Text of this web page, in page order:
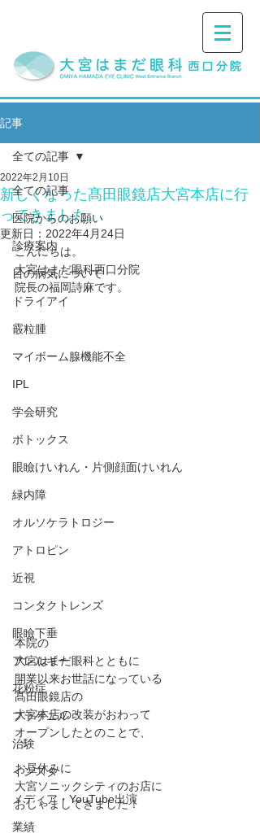
記事
全ての記事
医院からのお願い
診療案内
目の病気について
ドライアイ
霰粒腫
マイボーム腺機能不全
IPL
学会研究
ボトックス
眼瞼けいれん・片側顔面けいれん
緑内障
オルソケラトロジー
アトロピン
近視
コンタクトレンズ
眼瞼下垂
アレルギー
花粉症
プラケニル
治験
インスタ
メディア・YouTube出演
業績
全ての記事
新しくなった髙田眼鏡店大宮本店に行
ってきました。
2022年2月10日
更新日： 2022年4月24日
こんにちは。
大宮はまだ眼科西口分院
院長の福岡詩麻です。
本院の
大宮はまだ眼科とともに
開業以来お世話になっている
髙田眼鏡店の
大宮本店の改装がおわって
オープンしたとのことで、
お昼休みに
大宮ソニックシティのお店に
おじゃましてきました！